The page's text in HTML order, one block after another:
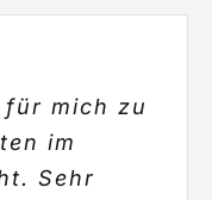
für mich zu
im
Sehr